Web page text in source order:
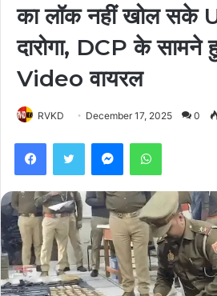
का लॉक नहीं खोल सके
दारोगा, DCP के सामने
Video वायरल
RVKD December 17, 2025 0
FacebookTwitter MessengerWhatsApp